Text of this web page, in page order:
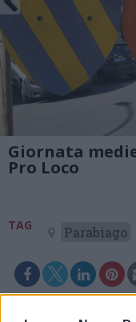
Giornata
Pro Loco
TAG Parabiago